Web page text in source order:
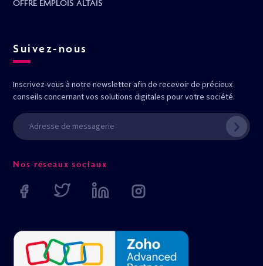
OFFRE EMPLOIS ALTAIS
Suivez-nous
Inscrivez-vous à notre newsletter afin de recevoir de précieux
conseils concernant vos solutions digitales pour votre société.
Nos réseaux sociaux